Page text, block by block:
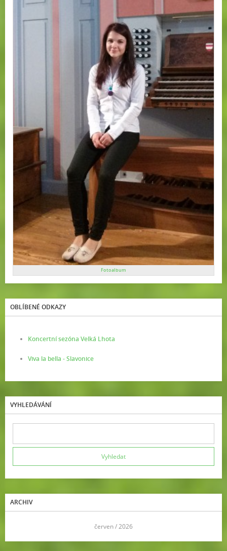
Fotoalbum
OBLÍBENÉ ODKAZY
Koncertní sezóna Velká Lhota
Viva la bella - Slavonice
VYHLEDÁVÁNÍ
ARCHIV
červen / 2026